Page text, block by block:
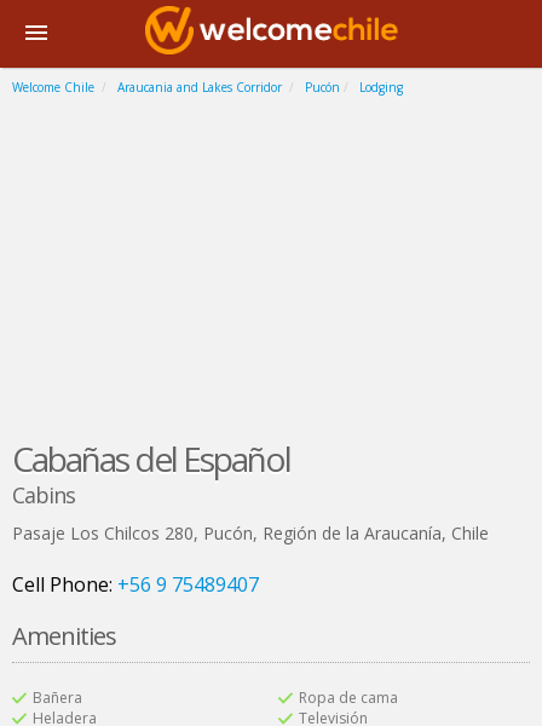
Welcome Chile Araucania and Lakes Corridor Pucón Lodging
Cabañas del Español
Cabins
Pasaje Los Chilcos 280, Pucón, Región de la Araucanía, Chile
Cell Phone: +56 9 75489407
Amenities
Bañera
Heladera
Ropa de cama
Televisión